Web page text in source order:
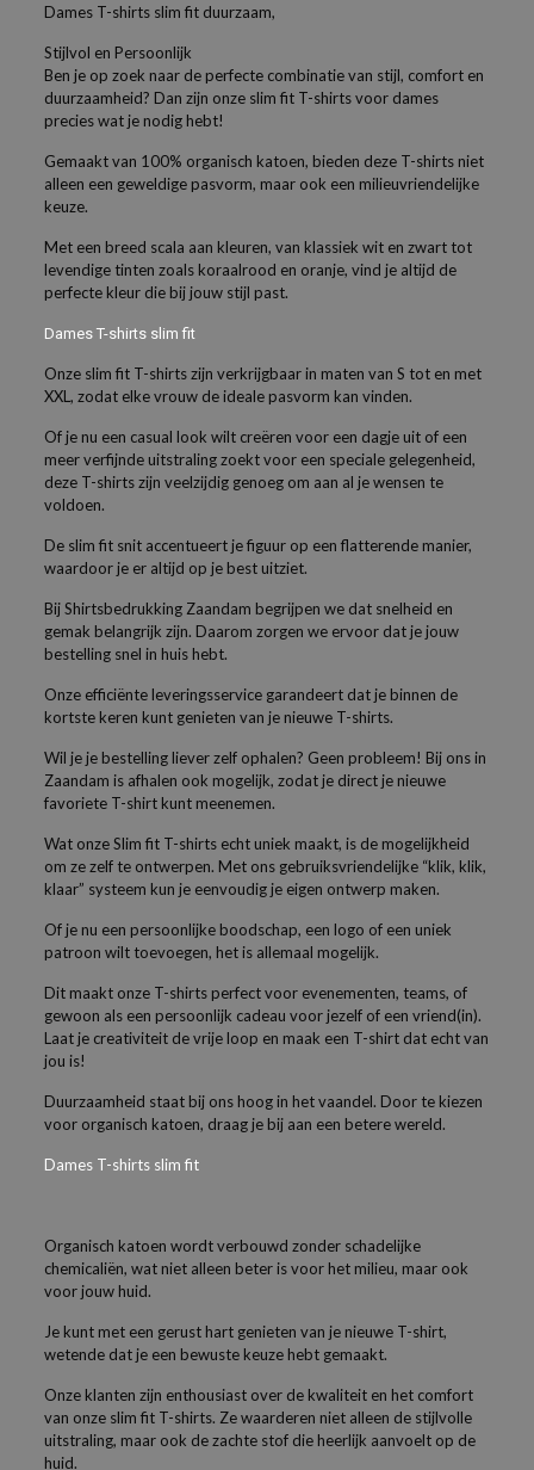
Dames T-shirts slim fit duurzaam,
Stijlvol en Persoonlijk
Ben je op zoek naar de perfecte combinatie van stijl, comfort en
duurzaamheid? Dan zijn onze slim fit T-shirts voor dames
precies wat je nodig hebt!
Gemaakt van 100% organisch katoen, bieden deze T-shirts niet
alleen een geweldige pasvorm, maar ook een milieuvriendelijke
keuze.
Met een breed scala aan kleuren, van klassiek wit en zwart tot
levendige tinten zoals koraalrood en oranje, vind je altijd de
perfecte kleur die bij jouw stijl past.
Dames T-shirts slim fit
Onze slim fit T-shirts zijn verkrijgbaar in maten van S tot en met
XXL, zodat elke vrouw de ideale pasvorm kan vinden.
Of je nu een casual look wilt creëren voor een dagje uit of een
meer verfijnde uitstraling zoekt voor een speciale gelegenheid,
deze T-shirts zijn veelzijdig genoeg om aan al je wensen te
voldoen.
De slim fit snit accentueert je figuur op een flatterende manier,
waardoor je er altijd op je best uitziet.
Bij Shirtsbedrukking Zaandam begrijpen we dat snelheid en
gemak belangrijk zijn. Daarom zorgen we ervoor dat je jouw
bestelling snel in huis hebt.
Onze efficiënte leveringsservice garandeert dat je binnen de
kortste keren kunt genieten van je nieuwe T-shirts.
Wil je je bestelling liever zelf ophalen? Geen probleem! Bij ons in
Zaandam is afhalen ook mogelijk, zodat je direct je nieuwe
favoriete T-shirt kunt meenemen.
Wat onze Slim fit T-shirts echt uniek maakt, is de mogelijkheid
om ze zelf te ontwerpen. Met ons gebruiksvriendelijke “klik, klik,
klaar” systeem kun je eenvoudig je eigen ontwerp maken.
Of je nu een persoonlijke boodschap, een logo of een uniek
patroon wilt toevoegen, het is allemaal mogelijk.
Dit maakt onze T-shirts perfect voor evenementen, teams, of
gewoon als een persoonlijk cadeau voor jezelf of een vriend(in).
Laat je creativiteit de vrije loop en maak een T-shirt dat echt van
jou is!
Duurzaamheid staat bij ons hoog in het vaandel. Door te kiezen
voor organisch katoen, draag je bij aan een betere wereld.
Dames T-shirts slim fit
Organisch katoen wordt verbouwd zonder schadelijke
chemicaliën, wat niet alleen beter is voor het milieu, maar ook
voor jouw huid.
Je kunt met een gerust hart genieten van je nieuwe T-shirt,
wetende dat je een bewuste keuze hebt gemaakt.
Onze klanten zijn enthousiast over de kwaliteit en het comfort
van onze slim fit T-shirts. Ze waarderen niet alleen de stijlvolle
uitstraling, maar ook de zachte stof die heerlijk aanvoelt op de
huid.